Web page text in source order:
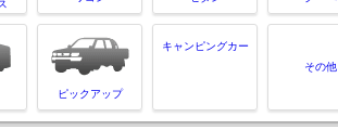
ピックアップ
キャンピングカー
その他